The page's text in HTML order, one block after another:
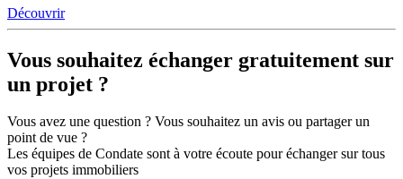
Découvrir
Vous souhaitez échanger gratuitement sur
un projet ?
Vous avez une question ? Vous souhaitez un avis ou partager un
point de vue ?
Les équipes de Condate sont à votre écoute pour échanger sur tous
vos projets immobiliers